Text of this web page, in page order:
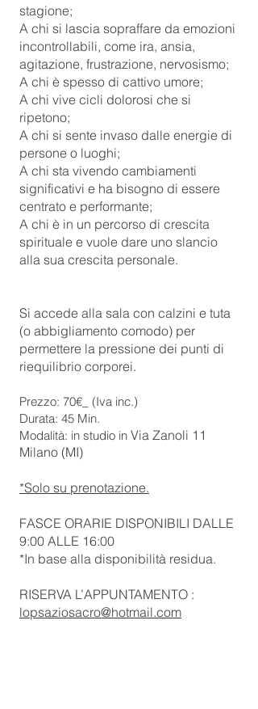
stagione;
A chi si lascia sopraffare da emozioni
incontrollabili, come ira, ansia,
agitazione, frustrazione, nervosismo;
A chi è spesso di cattivo umore;
A chi vive cicli dolorosi che si
ripetono;
A chi si sente invaso dalle energie di
persone o luoghi;
A chi sta vivendo cambiamenti
significativi e ha bisogno di essere
centrato e performante;
A chi è in un percorso di crescita
spirituale e vuole dare uno slancio
alla sua crescita personale.
Si accede alla sala con calzini e tuta
(o abbigliamento comodo) per
permettere la pressione dei punti di
riequilibrio corporei.
Prezzo: 70€_ (Iva inc.)
Durata: 45 Min.
Modalità: in studio in Via Zanoli 11
Milano (MI)
*Solo su prenotazione.
FASCE ORARIE DISPONIBILI DALLE
9:00 ALLE 16:00
*In base alla disponibilità residua.
RISERVA L’APPUNTAMENTO :
lopsaziosacro@hotmail.com